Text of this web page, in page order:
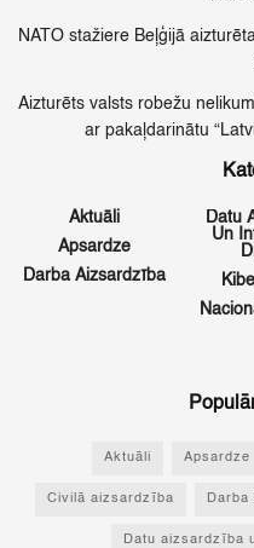
NATO stažiere Beļģijā
Aizturēts valsts robežu
ar pakaļdarinātu
Aktuāli
Apsardze
Darba Aizsardzība
Datu
Un
Aktuāli Apsardze
Civilā aizsardzība
Datu aizsardzība